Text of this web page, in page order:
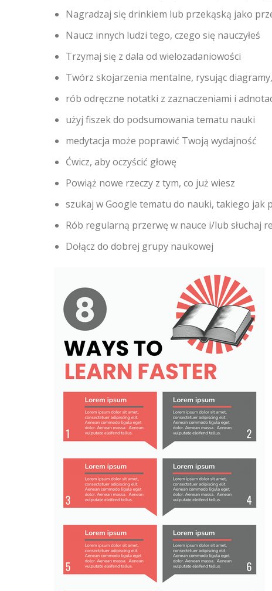
Nagradzaj się drinkiem lub przekąską jako
Naucz innych ludzi tego, czego się nauczyłeś
Trzymaj się z dala od wielozadaniowości
Twórz skojarzenia mentalne, rysując
rób odręczne notatki z zaznaczeniami i
użyj fiszek do podsumowania tematu nauki
medytacja może poprawić Twoją wydajność
Ćwicz, aby oczyścić głowę
Powiąż nowe rzeczy z tym, co już wiesz
szukaj w Google tematu do nauki, takiego jak
Rób regularną przerwę w nauce i/lub słuchaj
Dołącz do dobrej grupy naukowej